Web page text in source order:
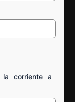
la corriente a